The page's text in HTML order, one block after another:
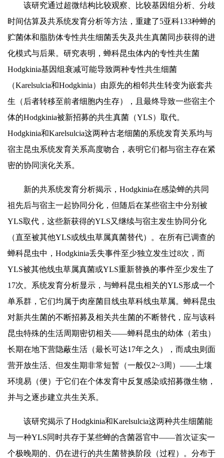
该研究通过超微结构比较观察、比较基因组分析、分歧
时间估算及共系统发育分析等方法，重建了5亚科133种蝉的
贮菌体和脂肪体专性共生细菌丢失及共生真菌同步获得的进
化模式与后果。研究表明，蝉科昆虫体内的专性共生菌
Hodgkinia基因组衰减可能导致两种专性共生细菌
（Karelsulcia和Hodgkinia）由原先的相邻共生转变为嵌套共
生（后者转移至前者细胞内生存），且最终导致一些宿主个
体的Hodgkinia被新招募的共生真菌（YLS）取代。
Hodgkinia和Karelsulcia这两种古老细菌的系统发育关系均与
宿主昆虫系统发育关系高度吻合，表明它们都与宿主存在紧
密的协同演化关系。
新的共系统发育分析揭示，Hodgkinia在感染蝉的共同
祖先后与宿主一起协同分化，但随后在某些宿主中分别被
YLS取代，这些新获得的YLS又继续与宿主发生协同分化
（直至被其他YLS或线虫草属真菌替代）。在所有已调查的
蝉科昆虫中，Hodgkinia丢失事件至少独立发生过8次，而
YLS被其他线虫草属真菌或YLS重新替换的事件至少发生了
17次。系统发育分析显示，与蝉科昆虫相关的YLS形成一个
单系群，它们均属于肉座菌目线虫草科线虫草属。蝉科昆虫
对新共生菌的不断招募及相关共生菌的不断替代，应与该科
昆虫特殊的生活周期密切相关——蝉科昆虫的幼体（若虫）
长期在地下营隐蔽生活（最长可达17年之久），而成虫则面
营开放生活、但发生期非常短暂（一般仅2~3周）——土壤
环境易（便）于它们在个体发育中反复感染或招募微生物，
并与之逐步建立共生关系。
该研究揭示了Hodgkinia和Karelsulcia这两种共生细菌能
与一种YLS同时共存于某些蝉的含菌器官中——首次证实一
个极晚期的、仍在进行的共生菌替换阶段（过程）。分布于